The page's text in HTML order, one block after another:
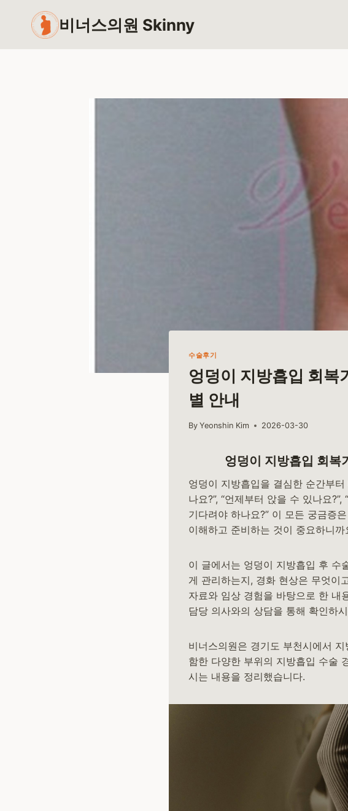
content
비너스의원 Skinny
수술후기
엉덩이 지방흡입 회복
별 안내
By Yeonshin Kim 2026-03-30
엉덩이 지방흡입 회복
엉덩이 지방흡입을 결심한 순간부
나요?”, “언제부터 앉을 수 있나요
기다려야 하나요?” 이 모든 궁금증
이해하고 준비하는 것이 중요하니까
이 글에서는 엉덩이 지방흡입 후 수
게 관리하는지, 경화 현상은 무엇이
자료와 임상 경험을 바탕으로 한 내
담당 의사와의 상담을 통해 확인하
비너스의원은 경기도 부천시에서
함한 다양한 부위의 지방흡입 수술
시는 내용을 정리했습니다.